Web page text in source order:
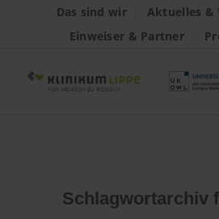
Das sind wir
Aktuelles &
Einweiser & Partner
Schlagwortarchiv